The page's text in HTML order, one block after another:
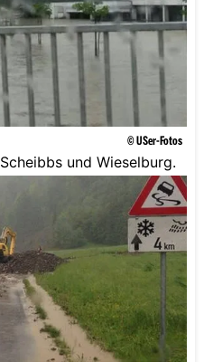
© USer-Fotos
und Wieselburg.